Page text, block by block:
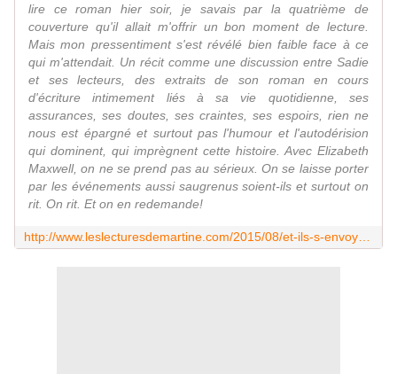
lire ce roman hier soir, je savais par la quatrième de
couverture qu'il allait m'offrir un bon moment de lecture.
Mais mon pressentiment s'est révélé bien faible face à ce
qui m'attendait. Un récit comme une discussion entre Sadie
et ses lecteurs, des extraits de son roman en cours
d'écriture intimement liés à sa vie quotidienne, ses
assurances, ses doutes, ses craintes, ses espoirs, rien ne
nous est épargné et surtout pas l'humour et l'autodérision
qui dominent, qui imprègnent cette histoire. Avec Elizabeth
Maxwell, on ne se prend pas au sérieux. On se laisse porter
par les événements aussi saugrenus soient-ils et surtout on
rit. On rit. Et on en redemande!